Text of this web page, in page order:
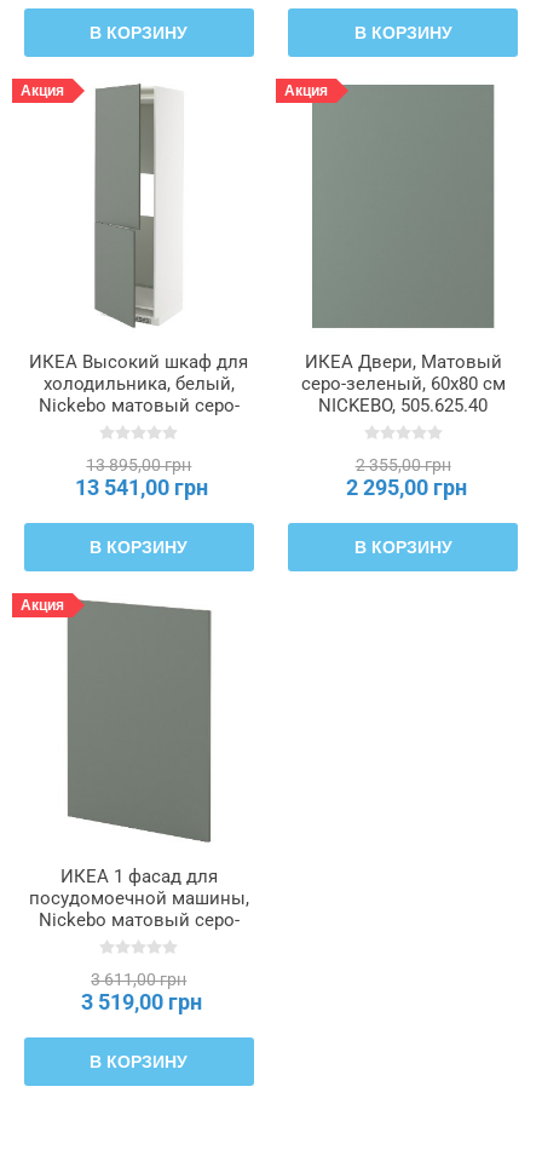
В КОРЗИНУ В КОРЗИНУ
Акция
ИКЕА Высокий шкаф для
холодильника, белый,
Nickebo матовый серо-
зеленый, 60 x 60 x 200 см
13 895,00 грн
13 541,00 грн
В КОРЗИНУ
Акция
ИКЕА Двери, Матовый
серо-зеленый, 60x80 см
NICKEBO, 505.625.40
2 355,00 грн
2 295,00 грн
В КОРЗИНУ
Акция
ИКЕА 1 фасад для
посудомоечной машины,
Nickebo матовый серо-
зеленый, 60 см METOD
3 611,00 грн
3 519,00 грн
В КОРЗИНУ